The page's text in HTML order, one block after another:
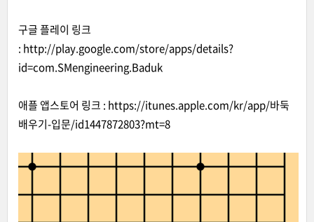
구글 플레이 링크
: http://play.google.com/store/apps/details?
id=com.SMengineering.Baduk
애플 앱스토어 링크 : https://itunes.apple.com/kr/app/바둑
배우기-입문/id1447872803?mt=8